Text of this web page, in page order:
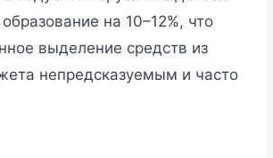
на 10–12%, что
выделение средств из
непредсказуемым и часто